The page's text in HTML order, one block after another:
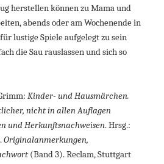
herstellen können zu Mama und
abends oder am Wochenende in
lustige Spiele aufgelegt zu sein
die Sau rauslassen und sich so
Kinder- und Hausmärchen.
nicht in allen Auflagen
und Herkunftsnachweisen. Hrsg.:
Originalanmerkungen,
(Band 3). Reclam, Stuttgart